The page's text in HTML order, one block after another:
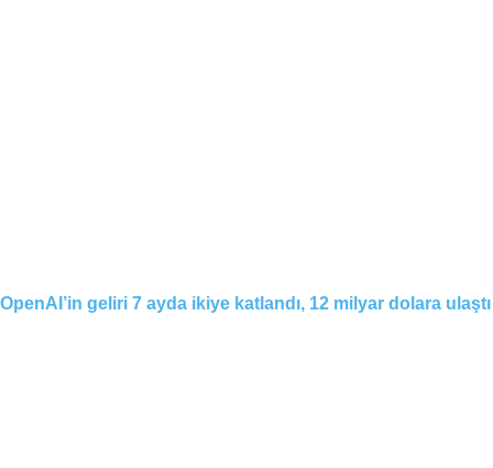
OpenAI’in geliri 7 ayda ikiye katlandı, 12 milyar dolara ulaştı